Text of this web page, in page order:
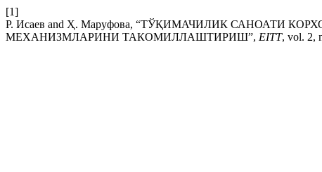
[1]
Р. Исаев and Ҳ. Маруфова, “ТЎҚИМАЧИЛИК
МЕХАНИЗМЛАРИНИ ТАКОМИЛЛАШТИРИШ”, EITT, vol. 2,